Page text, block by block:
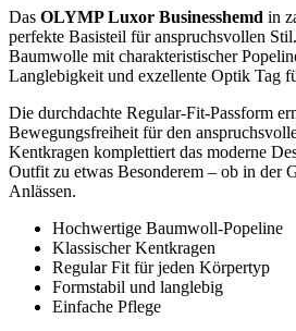
Das OLYMP Luxor Businesshemd in
perfekte Basisteil für anspruchsvollen
Baumwolle mit charakteristischer
Langlebigkeit und exzellente Optik Tag
Die durchdachte Regular-Fit-Passform
Bewegungsfreiheit für den
Kentkragen komplettiert das moderne
Outfit zu etwas Besonderem – ob in der
Anlässen.
Hochwertige Baumwoll-Popeline
Klassischer Kentkragen
Regular Fit für jeden Körpertyp
Formstabil und langlebig
Einfache Pflege